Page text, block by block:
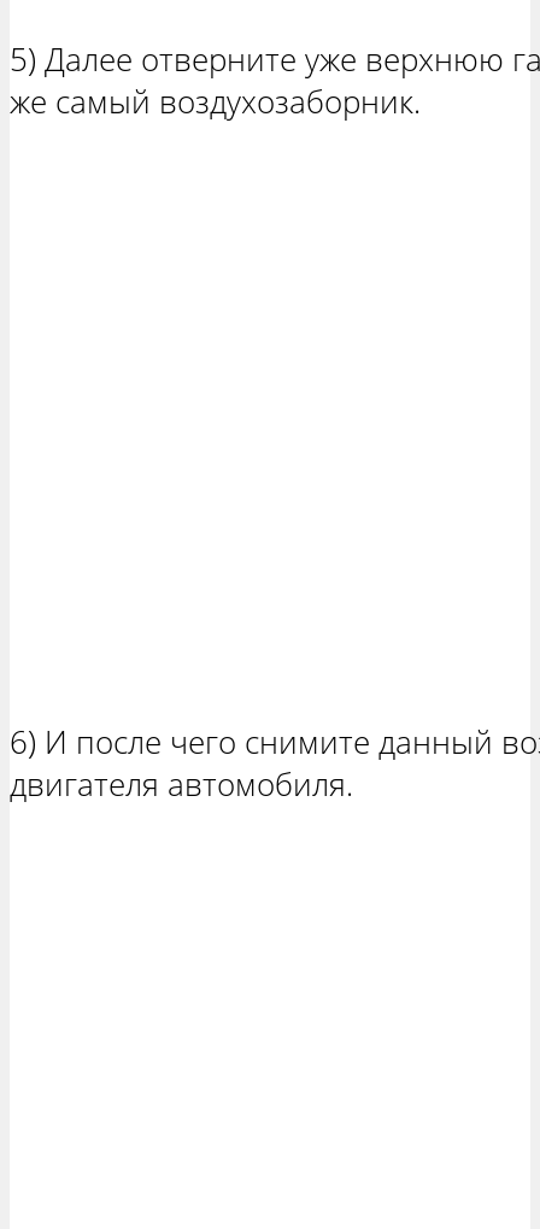
5) Далее отверните уже верхнюю
же самый воздухозаборник.
6) И после чего снимите данный
двигателя автомобиля.